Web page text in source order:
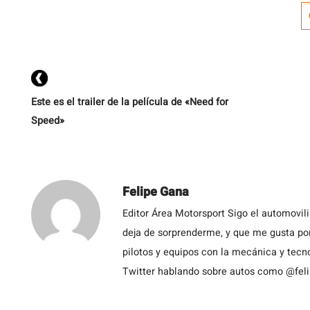
Este es el trailer de la película de «Need for
Speed»
Felipe Gana
Editor Área Motorsport Sigo el
deja de sorprenderme, y que me gusta
pilotos y equipos con la mecánica y
Twitter hablando sobre autos como